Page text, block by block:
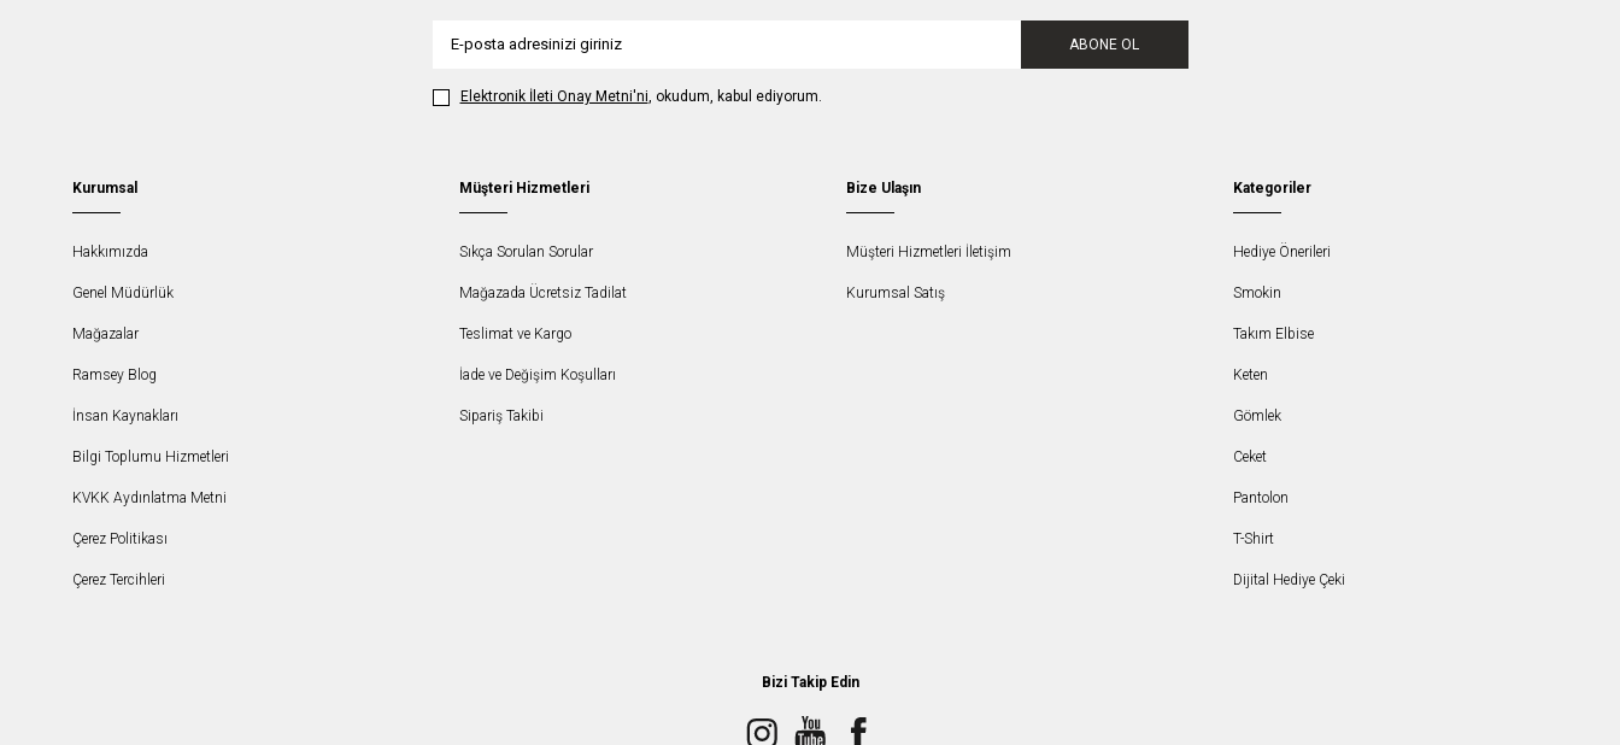
ABONE OL
Elektronik İleti Onay Metni'ni, okudum, kabul ediyorum.
Kurumsal
Hakkımızda
Genel Müdürlük
Mağazalar
Ramsey Blog
İnsan Kaynakları
Bilgi Toplumu Hizmetleri
KVKK Aydınlatma Metni
Çerez Politikası
Çerez Tercihleri
Müşteri Hizmetleri
Sıkça Sorulan Sorular
Mağazada Ücretsiz Tadilat
Teslimat ve Kargo
İade ve Değişim Koşulları
Sipariş Takibi
Bize Ulaşın
Müşteri Hizmetleri İletişim
Kurumsal Satış
Kategoriler
Hediye Önerileri
Smokin
Takım Elbise
Keten
Gömlek
Ceket
Pantolon
T-Shirt
Dijital Hediye Çeki
Bizi Takip Edin